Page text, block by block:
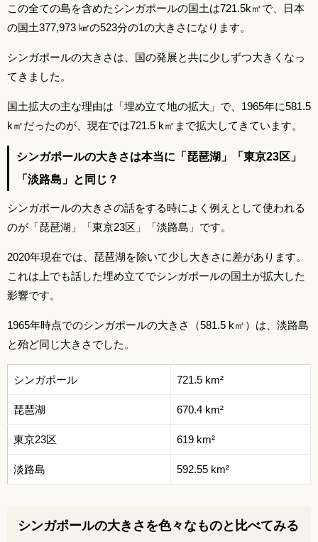
この全ての島を含めたシンガポールの国土は721.5k㎡で、日本
の国土377,973 ㎢の523分の1の大きさになります。
シンガポールの大きさは、国の発展と共に少しずつ大きくなっ
てきました。
国土拡大の主な理由は「埋め立て地の拡大」で、1965年に581.5
k㎡だったのが、現在では721.5 k㎡まで拡大してきています。
シンガポールの大きさは本当に「琵琶湖」「東京23区」
「淡路島」と同じ？
シンガポールの大きさの話をする時によく例えとして使われる
のが「琵琶湖」「東京23区」「淡路島」です。
2020年現在では、琵琶湖を除いて少し大きさに差があります。
これは上でも話した埋め立てでシンガポールの国土が拡大した
影響です。
1965年時点でのシンガポールの大きさ（581.5 k㎡）は、淡路島
と殆ど同じ大きさでした。
シンガポール 721.5 km²
琵琶湖 670.4 km²
東京23区 619 km²
淡路島 592.55 km²
シンガポールの大きさを色々なものと比べてみる